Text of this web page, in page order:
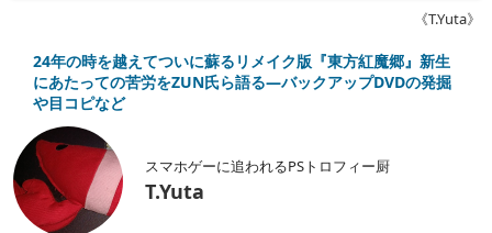
《T.Yuta》
24年の時を越えてついに蘇るリメイク版『東方紅魔郷』新生
にあたっての苦労をZUN氏ら語る―バックアップDVDの発掘
や目コピなど
スマホゲーに追われるPSトロフィー厨
T.Yuta